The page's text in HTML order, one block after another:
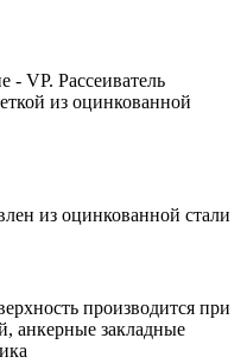
- VP. Рассеиватель
из оцинкованной
из оцинкованной стали
производится при
анкерные закладные